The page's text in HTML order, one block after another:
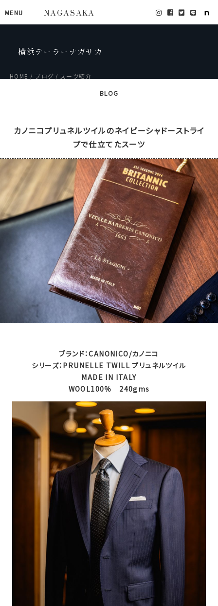
MENU NAGASAKA
横浜テーラーナガサカ
HOME ブログ スーツ紹介
BLOG
カノニコプリュネルツイルのネイビーシャドーストライ
プで仕立てたスーツ
ブランド：CANONICO/カノニコ
シリーズ：PRUNELLE TWILL プリュネルツイル
MADE IN ITALY
WOOL100％ 240gms